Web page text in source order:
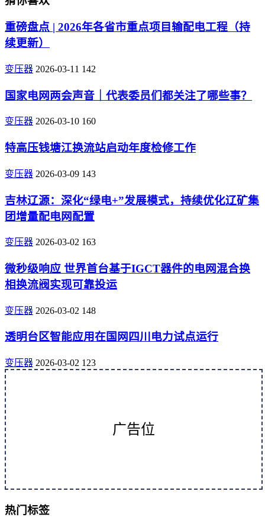
重磅盘点 | 2026年各省市重点项目输配电工程（持
续更新）
变压器 2026-03-11 142
国家电网两会声音｜代表委员们都关注了哪些事？
变压器 2026-03-10 160
特高压钱塘江换流站启动年度检修工作
变压器 2026-03-09 143
吉林辽源：深化“绿电+”发展模式，持续优化辽矿集
团增量配电网配置
变压器 2026-03-02 163
微秒级响应 世界首台基于IGCT器件的电网混合换
相换流阀实现可靠投运
变压器 2026-03-02 148
透明台区智能应用在国网四川电力试点运行
变压器 2026-03-02 123
广告位
热门标签